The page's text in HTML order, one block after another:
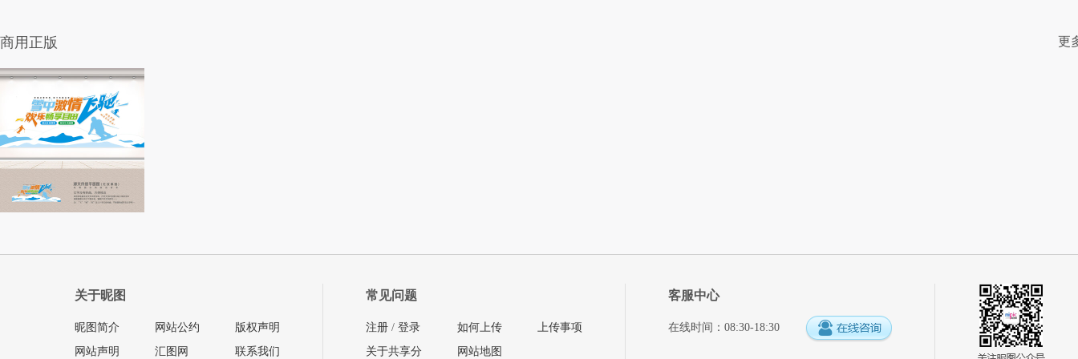
商用正版 更
关于昵图
昵图简介
网站声明
网站公约
汇图网
版权声明
联系我们
常见问题
注册 / 登录
关于共享分
如何上传
网站地图
上传事项
客服中心
在线时间：08:30-18:30